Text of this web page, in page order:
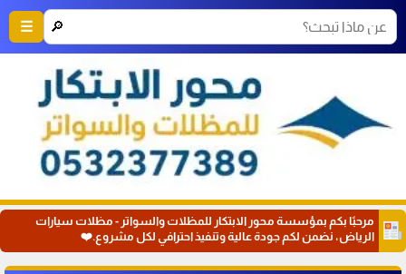
🔎
☰
مرحبًا بكم بمؤسسة محور الابتكار للمظلات والسواتر - مظلات سيارات
الرياض، نضمن لكم جودة عالية وتنفيذ احترافي لكل مشروع.❤️